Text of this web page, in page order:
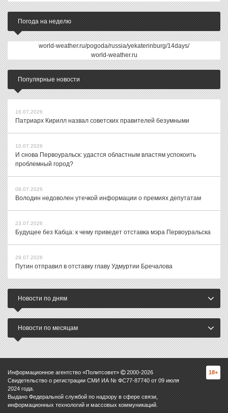
Погода на неделю
world-weather.ru/pogoda/russia/yekaterinburg/14days/
world-weather.ru
Популярные новости
16.07.2026
Патриарх Кирилл назвал советских правителей безумными
10.07.2026
И снова Первоуральск: удастся областным властям успокоить
проблемный город?
08.07.2026
Володин недоволен утечкой информации о премиях депутатам
23.07.2026
Будущее без Кабца: к чему приведет отставка мэра Первоуральска
29.07.2026
Путин отправил в отставку главу Удмуртии Бречалова
Новости по дням
Новости по месяцам
Информационное агентство «Политсовет» 2000-2026
Свидетельство о регистрации СМИ ИА № ФС77-87740 от 09 июля
2024 года.
Выдано Федеральной службой по надзору в сфере связи,
информационных технологий и массовых коммуникаций.
18+